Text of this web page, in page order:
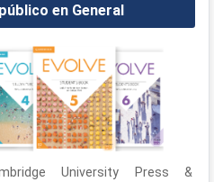
en General
University Press &